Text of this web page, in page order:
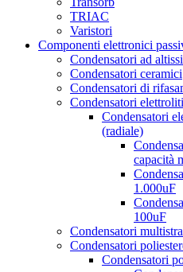
TRIAC
Varistori
Componenti elettronici
Condensatori ad
Condensatori ceramici
Condensatori di
Condensatori
Condensatori
(radiale)
capacità
1.000uF
100uF
Condensatori
Condensatori
Condensatori